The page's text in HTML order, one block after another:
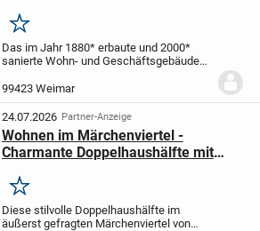
Merken
Das im Jahr 1880* erbaute und 2000*
sanierte Wohn- und Geschäftsgebäude
3 Wohneinheiten gelangt man über ein
sehr gepflegtesTreppenhaus. Die
Wohnungen...
99423 Weimar
24.07.2026 Partner-Anzeige
Wohnen im Märchenviertel -
Charmante Doppelhaushälfte mit
Merken
Diese stilvolle Doppelhaushälfte im
äußerst gefragten Märchenviertel von